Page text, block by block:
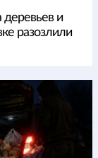
деревьев и
разозлили